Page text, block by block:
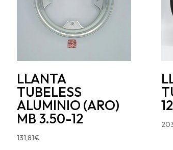
LLANTA
TUBELESS
ALUMINIO (ARO)
MB 3.50-12
131,81€